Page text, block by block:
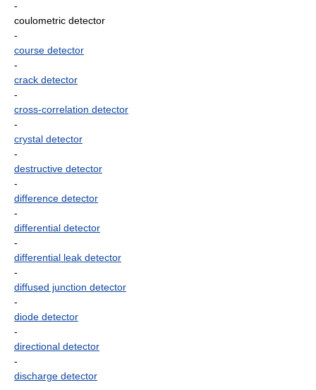
-
coulometric detector
-
course detector
-
crack detector
-
cross-correlation detector
-
crystal detector
-
destructive detector
-
difference detector
-
differential detector
-
differential leak detector
-
diffused junction detector
-
diode detector
-
directional detector
-
discharge detector